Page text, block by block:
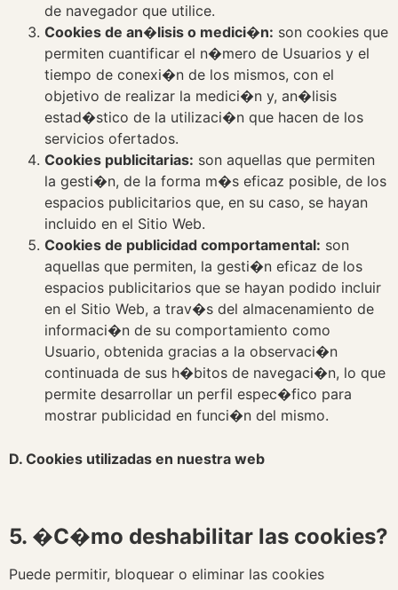
de navegador que utilice.
Cookies de an�lisis o medici�n: son cookies que
permiten cuantificar el n�mero de Usuarios y el
tiempo de conexi�n de los mismos, con el
objetivo de realizar la medici�n y, an�lisis
estad�stico de la utilizaci�n que hacen de los
servicios ofertados.
Cookies publicitarias: son aquellas que permiten
la gesti�n, de la forma m�s eficaz posible, de los
espacios publicitarios que, en su caso, se hayan
incluido en el Sitio Web.
Cookies de publicidad comportamental: son
aquellas que permiten, la gesti�n eficaz de los
espacios publicitarios que se hayan podido incluir
en el Sitio Web, a trav�s del almacenamiento de
informaci�n de su comportamiento como
Usuario, obtenida gracias a la observaci�n
continuada de sus h�bitos de navegaci�n, lo que
permite desarrollar un perfil espec�fico para
mostrar publicidad en funci�n del mismo.
D. Cookies utilizadas en nuestra web
5. �C�mo deshabilitar las cookies?
Puede permitir, bloquear o eliminar las cookies